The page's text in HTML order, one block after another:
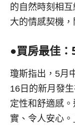
的自然時刻相
大的情感契機，
●買房最佳：
瓊斯指出，5月
16日的新月發
定性和舒適感
實、令人安心。